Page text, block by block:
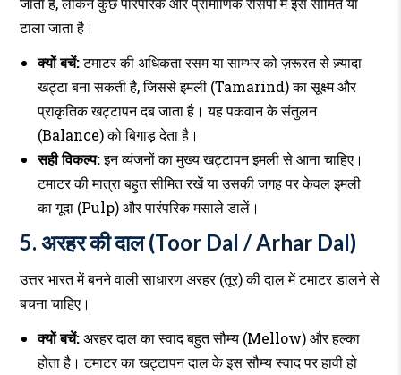
टाला जाता है।
क्यों बचें:टमाटर की अधिकता रसम या साम्भर को ज़रूरत से ज़्यादा
खट्टा बना सकती है, जिससे इमली (Tamarind) का सूक्ष्म और
प्राकृतिक खट्टापन दब जाता है। यह पकवान के संतुलन
(Balance) को बिगाड़ देता है।
सही विकल्प:इन व्यंजनों का मुख्य खट्टापन इमली से आना चाहिए।
टमाटर की मात्रा बहुत सीमित रखें या उसकी जगह पर केवल इमली
का गूदा (Pulp) और पारंपरिक मसाले डालें।
5. अरहर की दाल (Toor Dal / Arhar Dal)
उत्तर भारत में बनने वाली साधारण अरहर (तूर) की दाल में टमाटर डालने से
बचना चाहिए।
क्यों बचें:अरहर दाल का स्वाद बहुत सौम्य (Mellow) और हल्का
होता है। टमाटर का खट्टापन दाल के इस सौम्य स्वाद पर हावी हो